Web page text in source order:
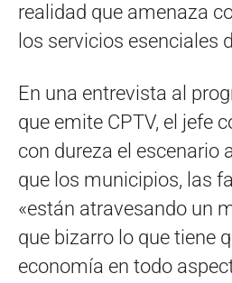
realidad que amenaza
los servicios esenciales
En una entrevista al
que emite CPTV, el jefe
con dureza el escenario
que los municipios, las
«están atravesando un
que bizarro lo que tiene
economía en todo